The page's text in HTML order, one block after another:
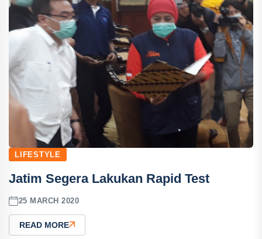
LIFESTYLE
Jatim Segera Lakukan Rapid Test
25 MARCH 2020
READ MORE